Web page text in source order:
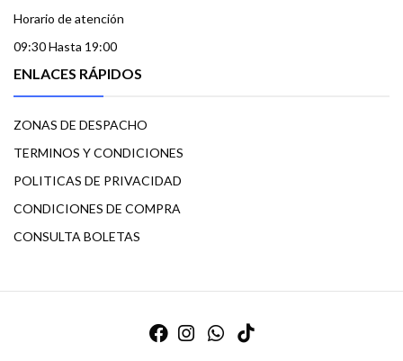
Horario de atención
09:30 Hasta 19:00
ENLACES RÁPIDOS
ZONAS DE DESPACHO
TERMINOS Y CONDICIONES
POLITICAS DE PRIVACIDAD
CONDICIONES DE COMPRA
CONSULTA BOLETAS